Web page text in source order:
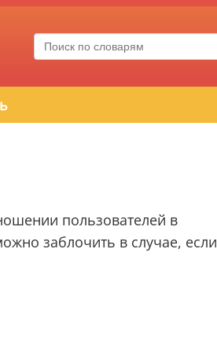
пользователей в
заблочить в случае, если